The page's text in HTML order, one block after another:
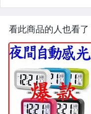
看此商品的人也看了